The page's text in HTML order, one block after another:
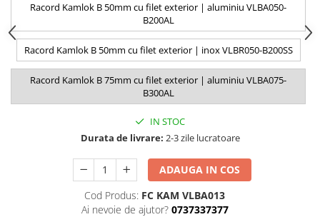
Racord Kamlok B 50mm cu filet exterior | aluminiu VLBA050-
B200AL
Racord Kamlok B 50mm cu filet exterior | inox VLBR050-B200SS
Racord Kamlok B 75mm cu filet exterior | aluminiu VLBA075-
B300AL
IN STOC
Durata de livrare: 2-3 zile lucratoare
ADAUGA IN COS
Cod Produs: FC KAM VLBA013
Ai nevoie de ajutor? 0737337377